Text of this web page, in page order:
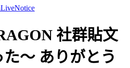
LiveNotice
社群貼文
〜 ありがとう